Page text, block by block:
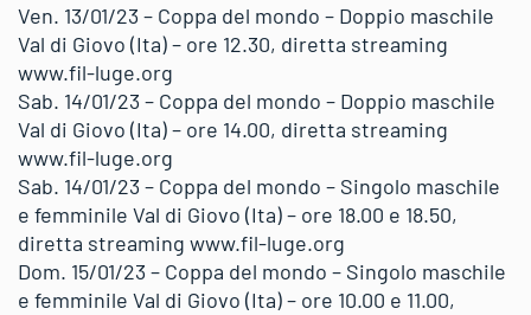
Ven. 13/01/23 – Coppa del mondo – Doppio maschile
Val di Giovo (Ita) – ore 12.30, diretta streaming
www.fil-luge.org
Sab. 14/01/23 – Coppa del mondo – Doppio maschile
Val di Giovo (Ita) – ore 14.00, diretta streaming
www.fil-luge.org
Sab. 14/01/23 – Coppa del mondo – Singolo maschile
e femminile Val di Giovo (Ita) – ore 18.00 e 18.50,
diretta streaming www.fil-luge.org
Dom. 15/01/23 – Coppa del mondo – Singolo maschile
e femminile Val di Giovo (Ita) – ore 10.00 e 11.00,